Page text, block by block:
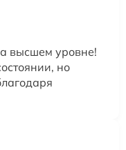
высшем уровне!
но